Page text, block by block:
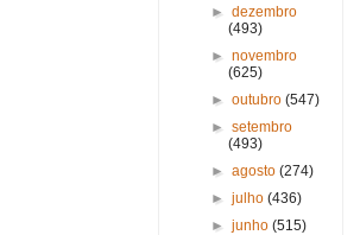
► dezembro
(493)
► novembro
(625)
► outubro (547)
► setembro
(493)
► agosto (274)
► julho (436)
► junho (515)